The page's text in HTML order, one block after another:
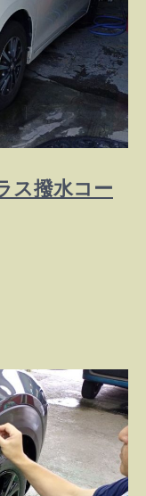
ス撥水コー